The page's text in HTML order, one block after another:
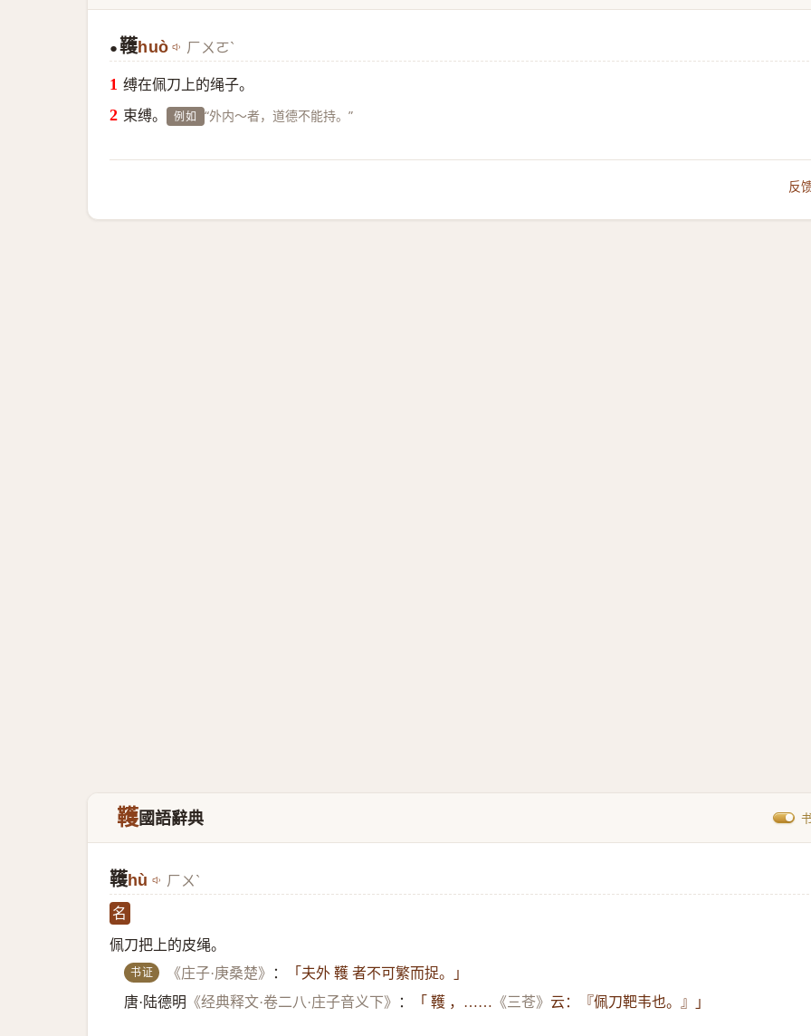
● 韄huò ㄏㄨㄛˋ
缚在佩刀上的绳子。
束缚。 例如 “外内～者，道德不能持。”
反
韄國語辭典
韄hù ㄏㄨˋ
名
佩刀把上的皮绳。
书证 《庄子·庚桑楚》 ：
「夫外 韄 者不可繁而捉。」
唐·陆德明 《经典释文·卷二八·庄子音义下》 ： 「 韄 ，…… 《三苍》 云：『佩刀靶韦也。』」